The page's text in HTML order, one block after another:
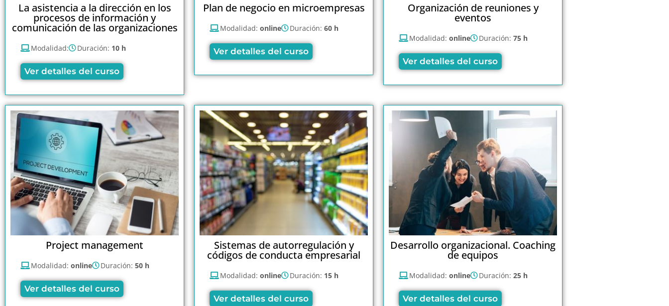
La asistencia a la dirección en los
procesos de información y
comunicación de las organizaciones
Modalidad: Duración: 10 h
Ver detalles del curso
Plan de negocio en microempresas
Modalidad: online Duración: 60 h
Ver detalles del curso
Organización de reuniones y
eventos
Modalidad: online Duración: 75 h
Ver detalles del curso
Project management
Modalidad: online Duración: 50 h
Ver detalles del curso
Sistemas de autorregulación y
códigos de conducta empresarial
Modalidad: online Duración: 15 h
Ver detalles del curso
Desarrollo organizacional. Coaching
de equipos
Modalidad: online Duración: 25 h
Ver detalles del curso